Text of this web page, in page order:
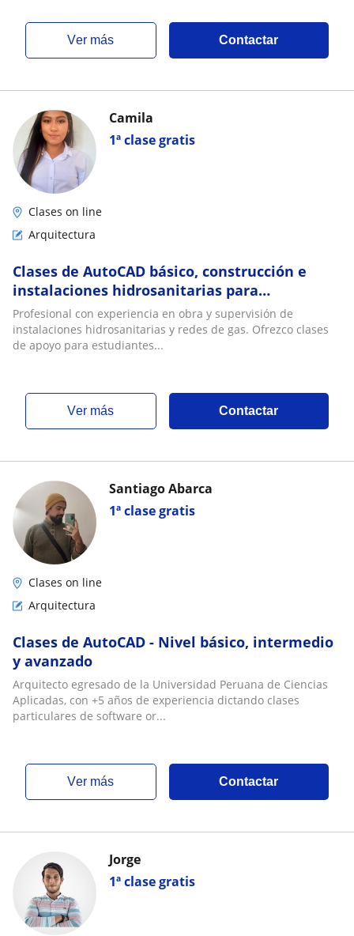
ver más Contactar
1ª clase gratis
Camila
Clases on line
Arquitectura
Clases de AutoCAD básico, construcción e
instalaciones hidrosanitarias para
estudiantes
Profesional con experiencia en obra y supervisión de
instalaciones hidrosanitarias y redes de gas. Ofrezco clases
de apoyo para estudiantes...
ver más Contactar
1ª clase gratis
Santiago Abarca
Clases on line
Arquitectura
Clases de AutoCAD - Nivel básico, intermedio
y avanzado
Arquitecto egresado de la Universidad Peruana de Ciencias
Aplicadas, con +5 años de experiencia dictando clases
particulares de software or...
ver más Contactar
1ª clase gratis
Jorge